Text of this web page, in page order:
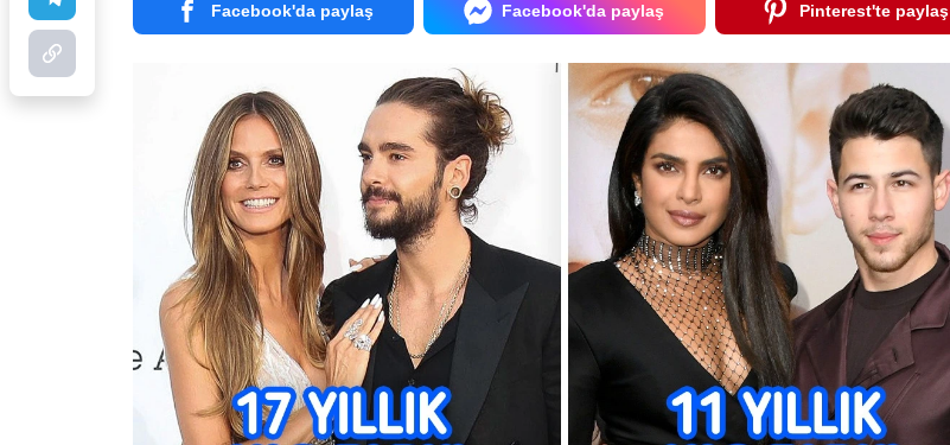
Facebook'da paylaş Facebook'da paylaş Pinterest'te paylaş